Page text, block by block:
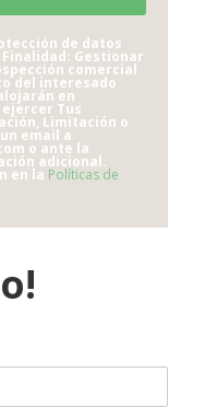
de datos
Finalidad: Gestionar
comercial
del interesado
en
Tus
Limitación o
email a
o ante la
adicional.
en la Políticas de